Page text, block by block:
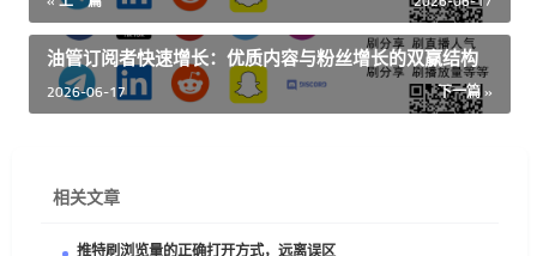
油管订阅者快速增长：优质内容与粉丝增长的双赢结构
下一篇 »
2026-06-17
相关文章